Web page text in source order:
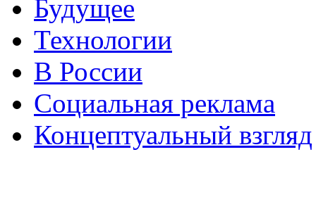
Будущее
Технологии
В России
Социальная реклама
Концептуальный взгляд